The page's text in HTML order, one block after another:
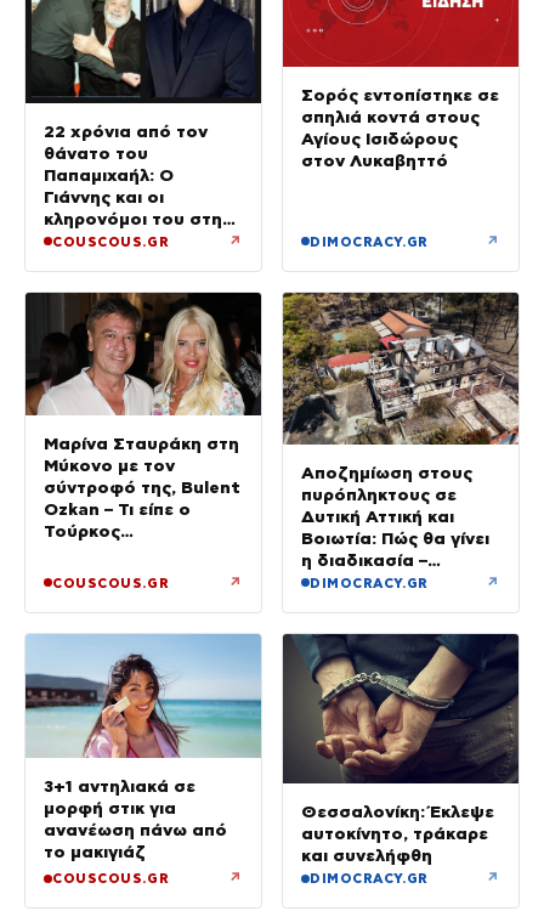
22 χρόνια από τον
θάνατο του
Παπαμιχαήλ: Ο
Γιάννης και οι
κληρονόμοι του στη
διαθήκη
COUSCOUS.GR ↗
Σορός εντοπίστηκε σε
σπηλιά κοντά στους
Αγίους Ισιδώρους
στον Λυκαβηττό
DIMOCRACY.GR ↗
Μαρίνα Σταυράκη στη
Μύκονο με τον
σύντροφό της, Bulent
Ozkan – Τι είπε ο
Τούρκος
κάμερα
COUSCOUS.GR ↗
Αποζημίωση στους
πυρόπληκτους σε
Δυτική Αττική και
Βοιωτία: Πώς θα γίνει
η διαδικασία –
Ξεκινούν τη Δευτέρα
DIMOCRACY.GR ↗
3+1 αντηλιακά σε
μορφή στικ για
ανανέωση πάνω από
το μακιγιάζ
COUSCOUS.GR ↗
Θεσσαλονίκη: Έκλεψε
αυτοκίνητο, τράκαρε
και συνελήφθη
DIMOCRACY.GR ↗